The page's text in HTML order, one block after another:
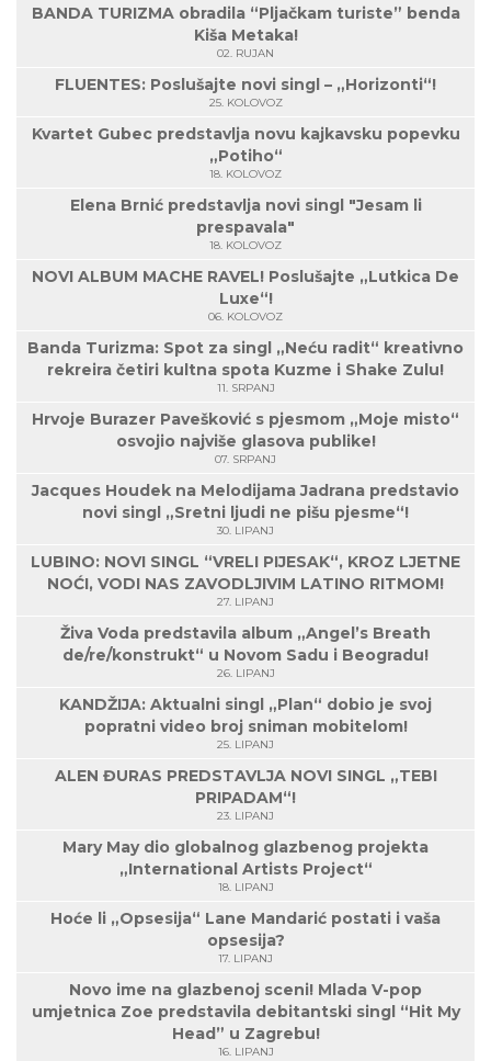
BANDA TURIZMA obradila “Pljačkam turiste” benda
Kiša Metaka!
02. RUJAN
FLUENTES: Poslušajte novi singl – „Horizonti“!
25. KOLOVOZ
Kvartet Gubec predstavlja novu kajkavsku popevku
„Potiho“
18. KOLOVOZ
Elena Brnić predstavlja novi singl "Jesam li
prespavala"
18. KOLOVOZ
NOVI ALBUM MACHE RAVEL! Poslušajte „Lutkica De
Luxe“!
06. KOLOVOZ
Banda Turizma: Spot za singl „Neću radit“ kreativno
rekreira četiri kultna spota Kuzme i Shake Zulu!
11. SRPANJ
Hrvoje Burazer Pavešković s pjesmom „Moje misto“
osvojio najviše glasova publike!
07. SRPANJ
Jacques Houdek na Melodijama Jadrana predstavio
novi singl „Sretni ljudi ne pišu pjesme“!
30. LIPANJ
LUBINO: NOVI SINGL “VRELI PIJESAK“, KROZ LJETNE
NOĆI, VODI NAS ZAVODLJIVIM LATINO RITMOM!
27. LIPANJ
Živa Voda predstavila album „Angel’s Breath
de/re/konstrukt“ u Novom Sadu i Beogradu!
26. LIPANJ
KANDŽIJA: Aktualni singl „Plan“ dobio je svoj
popratni video broj sniman mobitelom!
25. LIPANJ
ALEN ĐURAS PREDSTAVLJA NOVI SINGL „TEBI
PRIPADAM“!
23. LIPANJ
Mary May dio globalnog glazbenog projekta
„International Artists Project“
18. LIPANJ
Hoće li „Opsesija“ Lane Mandarić postati i vaša
opsesija?
17. LIPANJ
Novo ime na glazbenoj sceni! Mlada V-pop
umjetnica Zoe predstavila debitantski singl “Hit My
Head” u Zagrebu!
16. LIPANJ